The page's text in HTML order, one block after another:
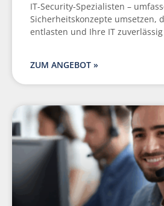
IT-Security-Spezialisten –
Sicherheitskonzepte umsetzen,
entlasten und Ihre IT
ZUM ANGEBOT »